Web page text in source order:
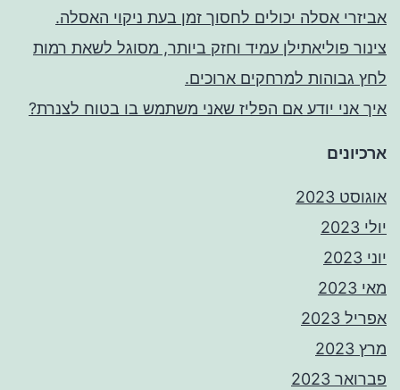
אביזרי אסלה יכולים לחסוך זמן בעת ניקוי האסלה.
צינור פוליאתילן עמיד וחזק ביותר, מסוגל לשאת רמות
לחץ גבוהות למרחקים ארוכים.
איך אני יודע אם הפליז שאני משתמש בו בטוח לצנרת?
ארכיונים
אוגוסט 2023
יולי 2023
יוני 2023
מאי 2023
אפריל 2023
מרץ 2023
פברואר 2023